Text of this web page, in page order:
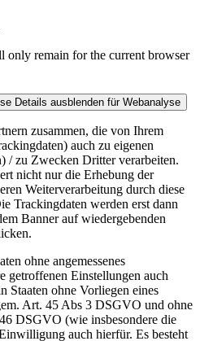
only remain for the current browser
Details ausblenden für Webanalyse
zusammen, die von Ihrem
auch zu eigenen
/ zu Zwecken Dritter verarbeiten.
nicht nur die Erhebung der
Weiterverarbeitung durch diese
Trackingdaten werden erst dann
Banner auf wiedergebenden
ohne angemessenes
getroffenen Einstellungen auch
Staaten ohne Vorliegen eines
Art. 45 Abs 3 DSGVO und ohne
DSGVO (wie insbesondere die
auch hierfür. Es besteht